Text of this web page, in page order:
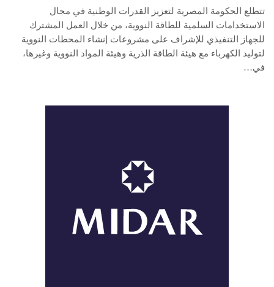
تتطلع الحكومة المصرية لتعزيز القدرات الوطنية في مجال
الاستخدامات السلمية للطاقة النووية، من خلال العمل المشترك
للجهاز التنفيذي للإشراف على مشروعات إنشاء المحطات النووية
لتوليد الكهرباء مع هيئة الطاقة الذرية وهيئة المواد النووية وغيرها،
في…